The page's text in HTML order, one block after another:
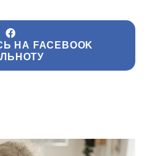
НА FACEBOOK